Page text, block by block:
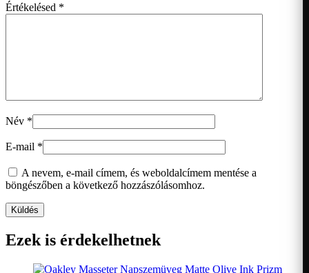
Értékelésed *
Név *
E-mail *
A nevem, e-mail címem, és weboldalcímem mentése a
böngészőben a következő hozzászólásomhoz.
Ezek is érdekelhetnek